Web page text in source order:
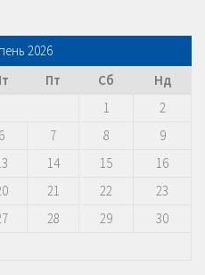
2026
Пт Сб
Нд
1
2
6 7 8
9
14 15
16
21 22
23
28 29
30